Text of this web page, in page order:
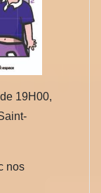
19H00,
nos